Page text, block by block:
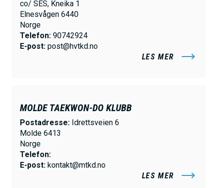
co/ SES, Kneika 1
Elnesvågen 6440
Norge
Telefon: 90742924
E-post: post@hvtkd.no
LES MER
MOLDE TAEKWON-DO KLUBB
Postadresse: Idrettsveien 6
Molde 6413
Norge
Telefon:
E-post: kontakt@mtkd.no
LES MER